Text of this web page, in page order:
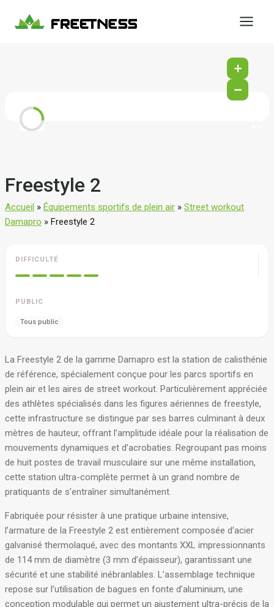
+
−
Freestyle 2
Accueil » Équipements sportifs de plein air » Street workout
Damapro » Freestyle 2
DIFFICULTÉ
PUBLIC
Tous public
La Freestyle 2 de la gamme Damapro est la station de calisthénie
de référence, spécialement conçue pour les parcs sportifs en
plein air et les aires de street workout. Particulièrement appréciée
des athlètes spécialisés dans les figures aériennes de freestyle,
cette infrastructure se distingue par ses barres culminant à deux
mètres de hauteur, offrant l’amplitude idéale pour la réalisation de
mouvements dynamiques et d’acrobaties. Regroupant pas moins
de huit postes de travail musculaire sur une même installation,
cette station ultra-complète permet à un grand nombre de
pratiquants de s’entraîner simultanément.
Fabriquée pour résister à une pratique urbaine intensive,
l’armature de la Freestyle 2 est entièrement composée d’acier
galvanisé thermolaqué, avec des montants XXL impressionnants
de 114 mm de diamètre (3 mm d’épaisseur), garantissant une
sécurité et une stabilité inébranlables. L’assemblage technique
repose sur l’utilisation de bagues en fonte d’aluminium, une
conception modulable qui permet un ajustement ultra-précis de la